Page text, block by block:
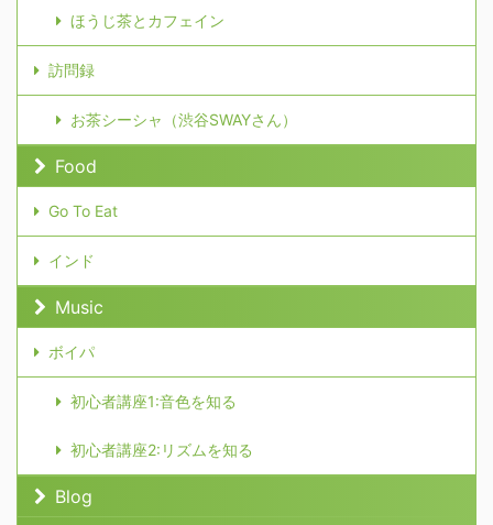
ほうじ茶とカフェイン
訪問録
お茶シーシャ（渋谷SWAYさん）
Food
Go To Eat
インド
Music
ボイパ
初心者講座1:音色を知る
初心者講座2:リズムを知る
Blog